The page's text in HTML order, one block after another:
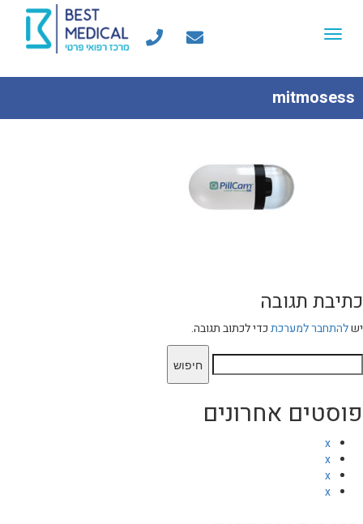
Toggle
mitmosess
כתיבת תגובה
ישלהתחבר למערכתכדי לכתוב תגובה.
חיפוש:
פוסטים אחרונים
x
x
x
x